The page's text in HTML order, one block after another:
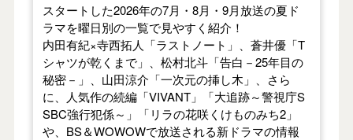
スタートした2026年の7月・8月・9月放送の夏ド
ラマを曜日別の一覧で見やすく紹介！
内田有紀×寺西拓人「ラストノート」、蒼井優「T
シャツが乾くまで」、松村北斗「告白－25年目の
秘密－」、山田涼介「一次元の挿し木」、さら
に、人気作の続編「VIVANT」「大追跡～警視庁S
SBC強行犯係～」「リラの花咲くけものみち2」
や、BS＆WOWOWで放送される新ドラマの情報